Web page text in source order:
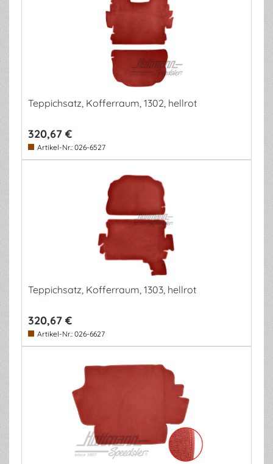
Teppichsatz, Kofferraum, 1302, hellrot
320,67 €
Artikel-Nr.: 026-6527
Teppichsatz, Kofferraum, 1303, hellrot
320,67 €
Artikel-Nr.: 026-6627